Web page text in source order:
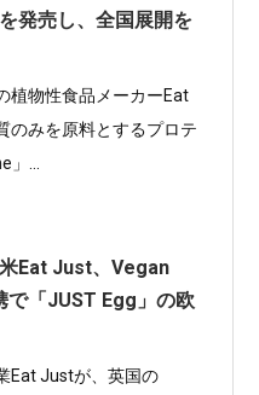
発売し、全国展開を
植物性食品メーカーEat
のみを原料とするプロテ
...
Eat Just、Vegan
で「JUST Egg」の欧
Eat Justが、英国の